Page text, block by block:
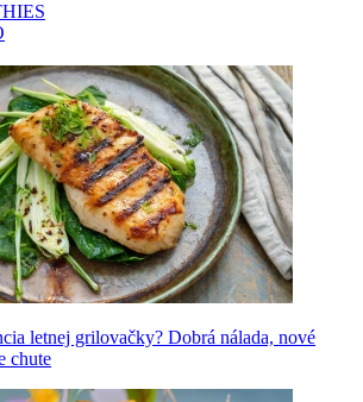
letnej grilovačky? Dobrá nálada, nové
chute